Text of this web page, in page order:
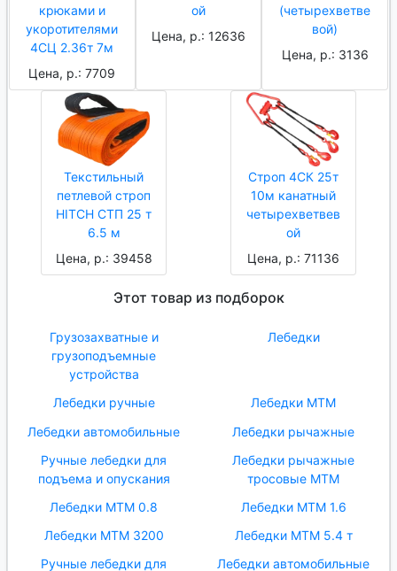
крюками и
укоротителями
4СЦ 2.36т 7м
Цена, р.: 7709
ой
Цена, р.: 12636
(четырехветве
вой)
Цена, р.: 3136
Текстильный
петлевой строп
HITCH СТП 25 т
6.5 м
Цена, р.: 39458
Строп 4СК 25т
10м канатный
четырехветвев
ой
Цена, р.: 71136
Этот товар из подборок
Грузозахватные и
грузоподъемные
устройства
Лебедки
Лебедки ручные
Лебедки МТМ
Лебедки автомобильные
Лебедки рычажные
Ручные лебедки для
подъема и опускания
Лебедки рычажные
тросовые МТМ
Лебедки МТМ 0.8
Лебедки МТМ 1.6
Лебедки МТМ 3200
Лебедки МТМ 5.4 т
Ручные лебедки для
Лебедки автомобильные